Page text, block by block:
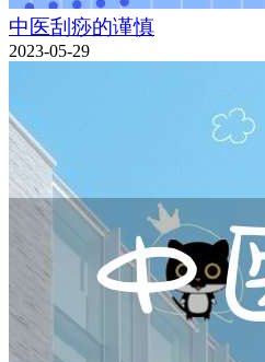
中医刮痧的谨慎
2023-05-29